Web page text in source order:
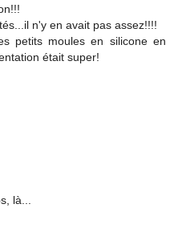
n'y en avait pas assez!!!!
petits moules en silicone en
était super!
là...